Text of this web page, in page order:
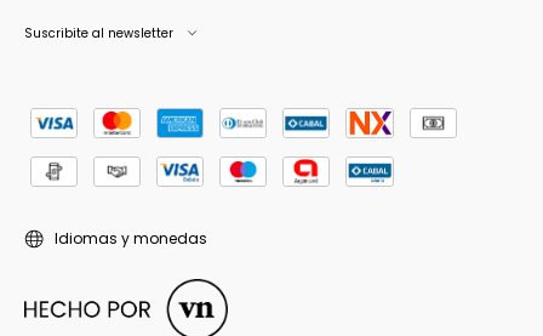
Suscribite al newsletter
Idiomas y monedas